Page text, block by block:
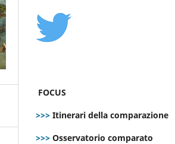
FOCUS
>>> Itinerari della comparazione
>>> Osservatorio comparato